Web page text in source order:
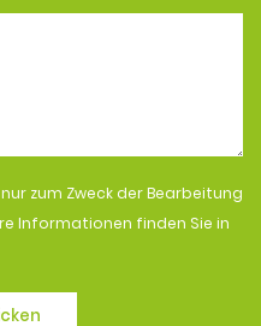
zum Zweck der Bearbeitung
Informationen finden Sie in